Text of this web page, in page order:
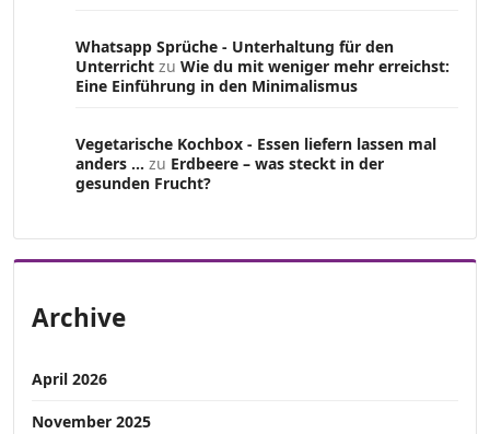
Whatsapp Sprüche - Unterhaltung für den
Unterricht zu Wie du mit weniger mehr erreichst:
Eine Einführung in den Minimalismus
Vegetarische Kochbox - Essen liefern lassen mal
anders ... zu Erdbeere – was steckt in der
gesunden Frucht?
Archive
April 2026
November 2025